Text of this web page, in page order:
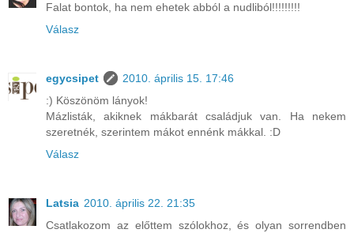
Falat bontok, ha nem ehetek abból a nudliból!!!!!!!!!
Válasz
egycsipet
2010. április 15. 17:46
:) Köszönöm lányok!
Mázlisták, akiknek mákbarát családjuk van. Ha nekem
szeretnék, szerintem mákot ennénk mákkal. :D
Válasz
Latsia 2010. április 22. 21:35
Csatlakozom az előttem szólokhoz, és olyan sorrendben